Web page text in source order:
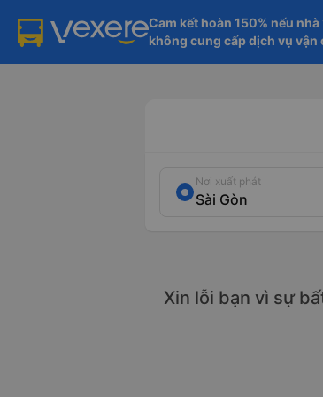
Cam kết hoàn 150% nếu nhà
không cung cấp dịch vụ vận
Nơi xuất phát
Xin lỗi bạn vì sự